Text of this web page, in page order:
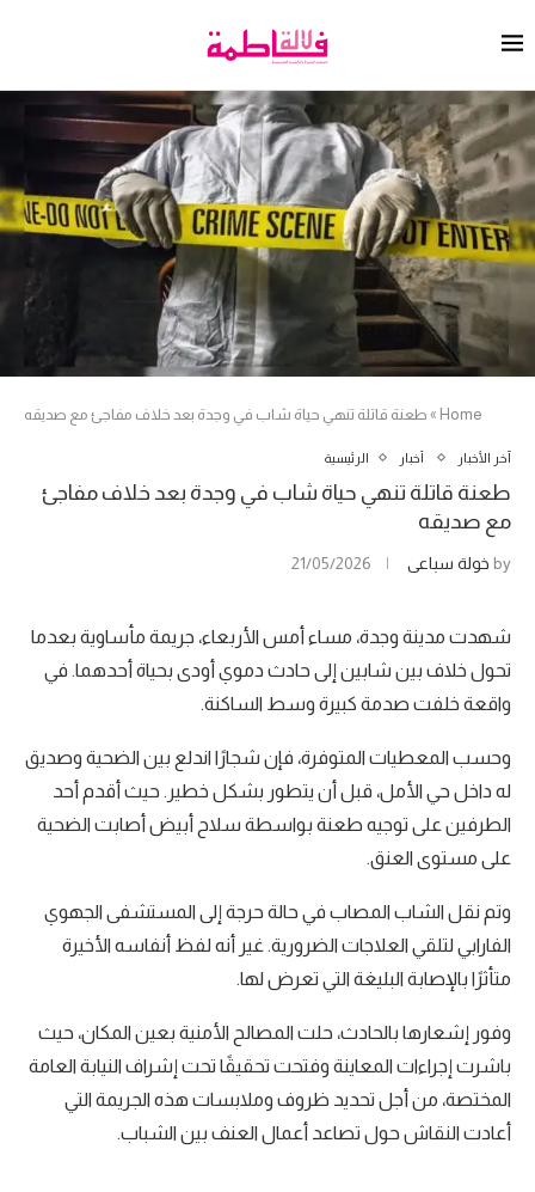
Home
» طعنة قاتلة تنهي حياة شاب في وجدة بعد خلاف مفاجئ مع صديقه
آخر الأخبار أخبار الرئيسية
طعنة قاتلة تنهي حياة شاب في وجدة بعد خلاف مفاجئ
مع صديقه
by خولة سباعي 21/05/2026
شهدت مدينة وجدة، مساء أمس الأربعاء، جريمة مأساوية بعدما
تحول خلاف بين شابين إلى حادث دموي أودى بحياة أحدهما. في
واقعة خلفت صدمة كبيرة وسط الساكنة.
وحسب المعطيات المتوفرة، فإن شجارًا اندلع بين الضحية وصديق
له داخل حي الأمل، قبل أن يتطور بشكل خطير. حيث أقدم أحد
الطرفين على توجيه طعنة بواسطة سلاح أبيض أصابت الضحية
على مستوى العنق.
وتم نقل الشاب المصاب في حالة حرجة إلى المستشفى الجهوي
الفارابي لتلقي العلاجات الضرورية. غير أنه لفظ أنفاسه الأخيرة
متأثرًا بالإصابة البليغة التي تعرض لها.
وفور إشعارها بالحادث، حلت المصالح الأمنية بعين المكان، حيث
باشرت إجراءات المعاينة وفتحت تحقيقًا تحت إشراف النيابة العامة
المختصة، من أجل تحديد ظروف وملابسات هذه الجريمة التي
أعادت النقاش حول تصاعد أعمال العنف بين الشباب.